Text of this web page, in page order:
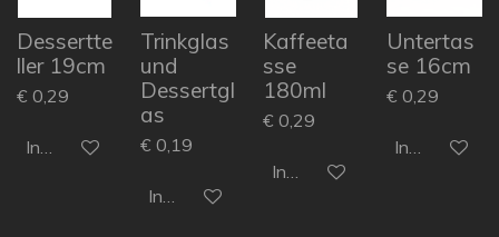
Dessertte
ller 19cm
€ 0,29
In den Warenkorb
Trinkglas
und
Dessertgl
as
€ 0,19
In den Warenkorb
Kaffeeta
sse
180ml
€ 0,29
In den Warenkorb
Untertas
se 16cm
€ 0,29
In den